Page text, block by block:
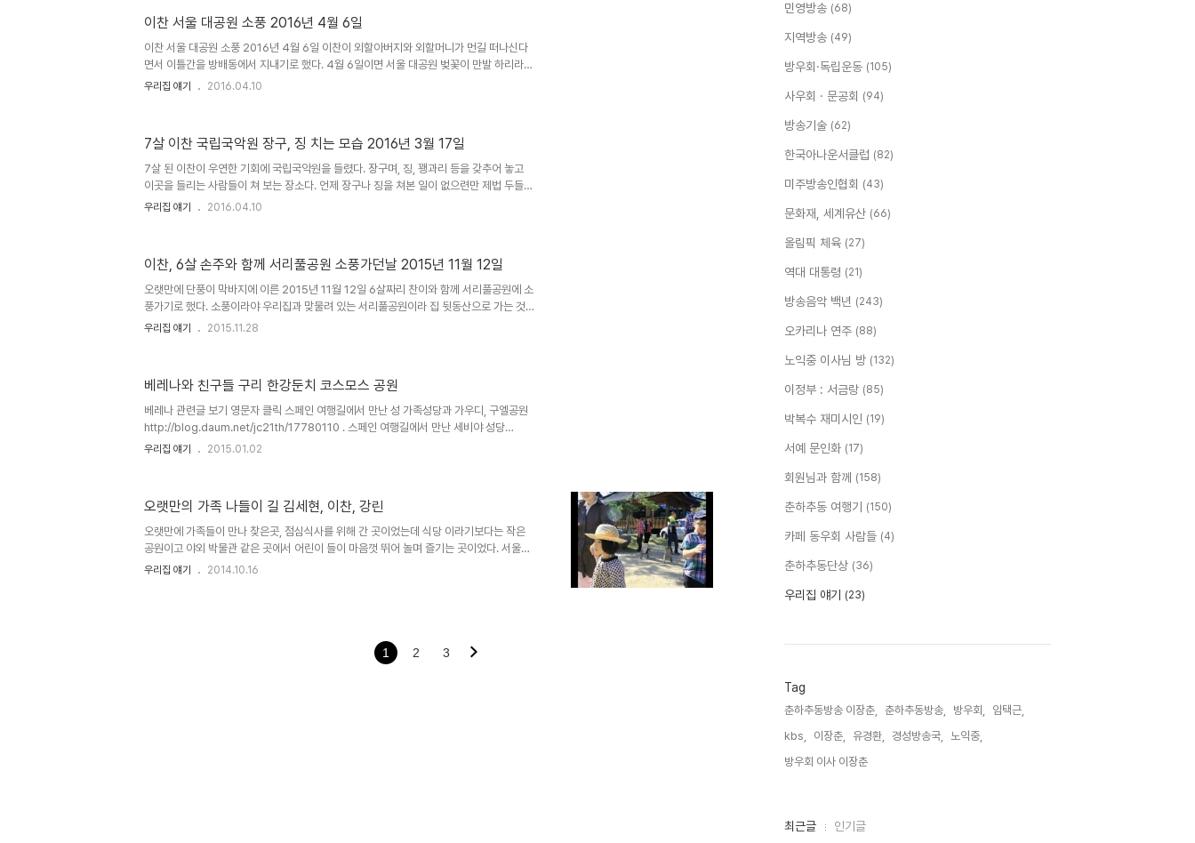
이찬 서울 대공원 소풍 2016년 4월 6일
이찬 서울 대공원 소풍 2016년 4월 6일 이찬이 외할아버지와 외할머니가 먼길 떠나신다
면서 이틀간을 방배동에서 지내기로 했다. 4월 6일이면 서울 대공원 벚꽃이 만발 하리라
생각하고 서울 대공원을 갔다. 그러나 벚꽃은 덜피어 공원을 한바퀴 돌며 관람하는 것으로
우리집 얘기 2016.04.10
7살 이찬 국립국악원 장구, 징 치는 모습 2016년 3월 17일
7살 된 이찬이 우연한 기회에 국립국악원을 들렸다. 장구며, 징, 꽹과리 등을 갖추어 놓고
이곳을 들리는 사람들이 쳐 보는 장소다. 언제 장구나 징을 쳐본 일이 없으련만 제법 두들긴
다. 7살 이찬 국립국악원 장구, 징 치는 모습 2016년 3월 17일
우리집 얘기 2016.04.10
이찬, 6살 손주와 함께 서리풀공원 소풍가던날 2015년 11월 12일
오랫만에 단풍이 막바지에 이른 2015년 11월 12일 6살짜리 찬이와 함께 서리풀공원에 소
풍가기로 했다. 소풍이라야 우리집과 맞물려 있는 서리풀공원이라 집 뒷동산으로 가는 것이
지만 오랫만의 단풍 나들이라 찬이는 즐거운가 보다. 찬이는 저에게는 잘 맞지도 않는 배낭
우리집 얘기 2015.11.28
베레나와 친구들 구리 한강둔치 코스모스 공원
베레나 관련글 보기 영문자 클릭 스페인 여행길에서 만난 성 가족성당과 가우디, 구엘공원
http://blog.daum.net/jc21th/17780110 . 스페인 여행길에서 만난 세비야 성당
(Catedral) http://blog.daum.net/jc21th/17780111 포르투갈 여행길에서 만난 파티
우리집 얘기 2015.01.02
오랫만의 가족 나들이 길 김세현, 이찬, 강린
오랫만에 가족들이 만나 찾은곳, 점심식사를 위해 간 곳이었는데 식당 이라기보다는 작은
공원이고 야외 박물관 같은 곳에서 어린이 들이 마음껏 뛰어 놀며 즐기는 곳이었다. 서울주
변에 이런 식당도 있구나 하면서 식사를 마치고 사진을 촬영했다. 오랫만의 가족 나들이 길
우리집 얘기 2014.10.16
1 2 3
민영방송 (68)
지역방송 (49)
방우회·독립운동 (105)
사우회 · 문공회 (94)
방송기술 (62)
한국아나운서클럽 (82)
미주방송인협회 (43)
문화재, 세계유산 (66)
올림픽 체육 (27)
역대 대통령 (21)
방송음악 백년 (243)
오카리나 연주 (88)
노익중 이사님 방 (132)
이정부 : 서금랑 (85)
박복수 재미시인 (19)
서예 문인화 (17)
회원님과 함께 (158)
춘하추동 여행기 (150)
카페 동우회 사람들 (4)
춘하추동단상 (36)
우리집 얘기 (23)
Tag
춘하추동방송 이장춘, 춘하추동방송, 방우회,
임택근,
kbs,
이장춘, 유경환, 경성방송국,
노익중,
방우회 이사 이장춘,
최
최근글 인기글